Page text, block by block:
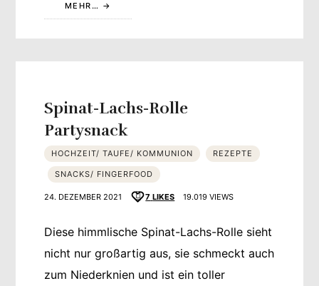
MEHR…
Spinat-Lachs-Rolle
Partysnack
HOCHZEIT/ TAUFE/ KOMMUNION REZEPTE
SNACKS/ FINGERFOOD
24. DEZEMBER 2021 7 LIKES 19.019 VIEWS
Diese himmlische Spinat-Lachs-Rolle sieht
nicht nur großartig aus, sie schmeckt auch
zum Niederknien und ist ein toller